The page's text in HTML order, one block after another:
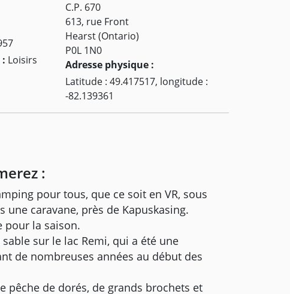
Loisirs
C.P. 670
613, rue Front
Hearst (Ontario)
P0L 1N0
Adresse physique :
Latitude : 49.417517, longitude :
-82.139361
:
pour tous, que ce soit en VR, sous
une caravane, près de Kapuskasing.
pour la saison.
sur le lac Remi, qui a été une
de nombreuses années au début des
pêche de dorés, de grands brochets et